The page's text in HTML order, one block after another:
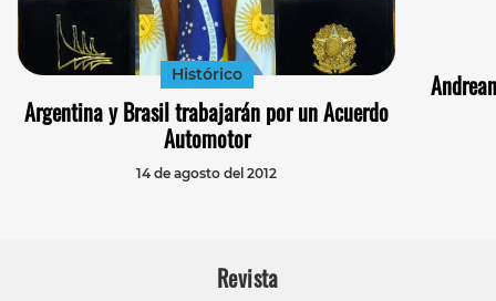
Histórico
Argentina y Brasil trabajarán por un Acuerdo
Automotor
14 de agosto del 2012
Revista